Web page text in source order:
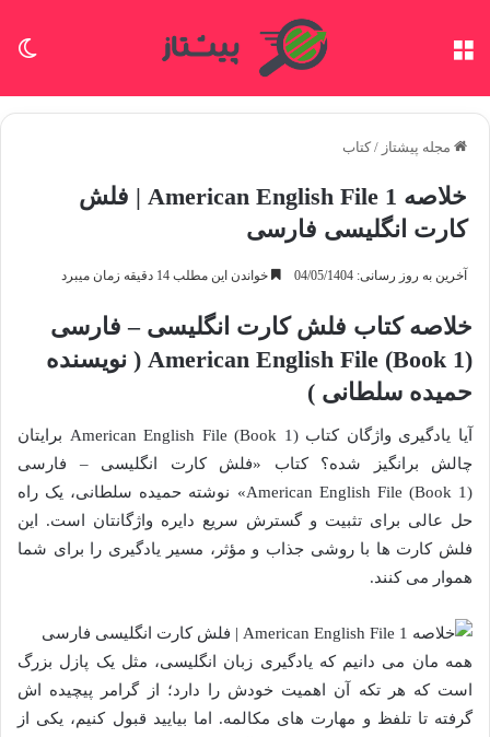
مجله پیشتاز / کتاب
خلاصه American English File 1 | فلش
کارت انگلیسی فارسی
آخرین به روز رسانی: 04/05/1404 خواندن این مطلب 14 دقیقه زمان میبرد
خلاصه کتاب فلش کارت انگلیسی – فارسی
American English File (Book 1) ( نویسنده
حمیده سلطانی )
آیا یادگیری واژگان کتاب American English File (Book 1) برایتان
چالش برانگیز شده؟ کتاب «فلش کارت انگلیسی – فارسی
American English File (Book 1)» نوشته حمیده سلطانی، یک راه
حل عالی برای تثبیت و گسترش سریع دایره واژگانتان است. این
فلش کارت ها با روشی جذاب و مؤثر، مسیر یادگیری را برای شما
هموار می کنند.
همه مان می دانیم که یادگیری زبان انگلیسی، مثل یک پازل بزرگ
است که هر تکه آن اهمیت خودش را دارد؛ از گرامر پیچیده اش
گرفته تا تلفظ و مهارت های مکالمه. اما بیایید قبول کنیم، یکی از